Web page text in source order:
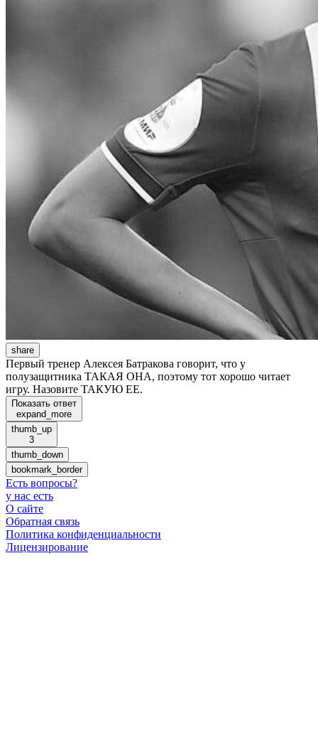
share
Первый тренер Алексея Батракова говорит, что у
полузащитника ТАКАЯ ОНА, поэтому тот хорошо читает
игру. Назовите ТАКУЮ ЕЕ.
Показать ответ
expand_more
thumb_up
3
thumb_down
bookmark_border
Есть вопросы?
у нас есть
О сайте
Обратная связь
Политика конфиденциальности
Лицензирование